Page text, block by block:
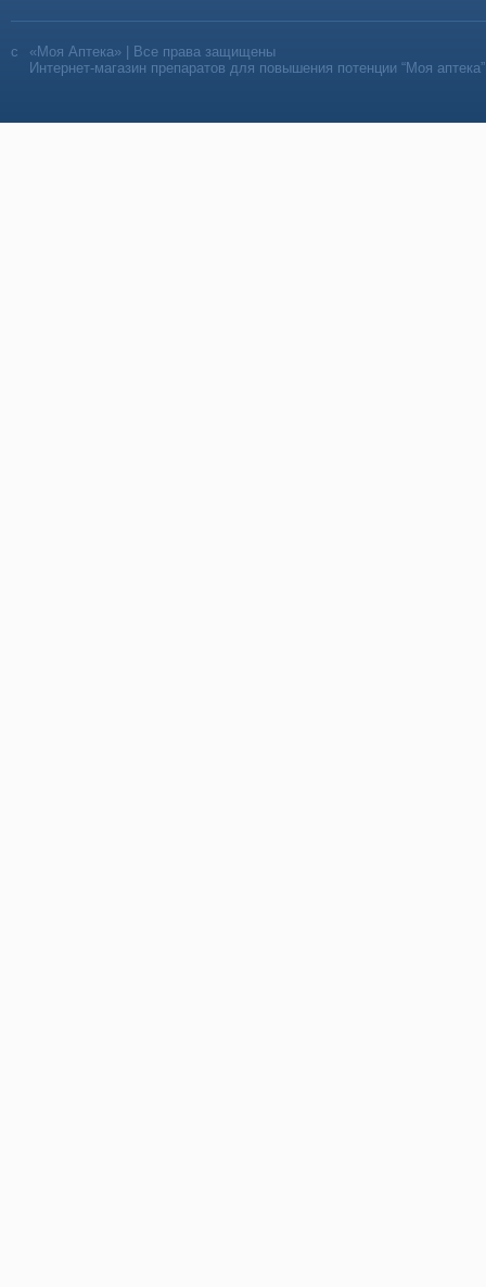
«Моя Аптека» | Все права защищены
Интернет-магазин препаратов для повышения потенции “Моя